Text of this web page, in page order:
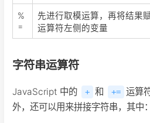
%
=
先进行取模运算，再将结果
运算符左侧的变量
字符串运算符
JavaScript 中的 + 和 += 运算
外，还可以用来拼接字符串，其中：